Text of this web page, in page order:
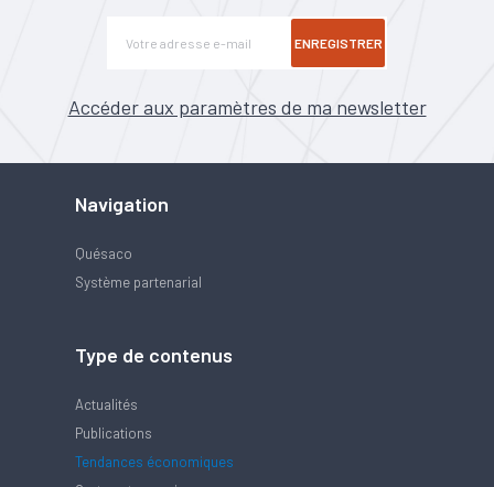
ENREGISTRER
Accéder aux paramètres de ma newsletter
Navigation
Quésaco
Système partenarial
Type de contenus
Actualités
Publications
Tendances économiques